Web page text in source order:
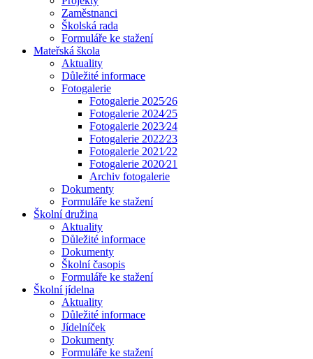
Zaměstnanci
Školská rada
Formuláře ke stažení
Mateřská škola
Aktuality
Důležité informace
Fotogalerie
Fotogalerie 2025⁄26
Fotogalerie 2024⁄25
Fotogalerie 2023⁄24
Fotogalerie 2022⁄23
Fotogalerie 2021⁄22
Fotogalerie 2020⁄21
Archiv fotogalerie
Dokumenty
Formuláře ke stažení
Školní družina
Aktuality
Důležité informace
Dokumenty
Školní časopis
Formuláře ke stažení
Školní jídelna
Aktuality
Důležité informace
Jídelníček
Dokumenty
Formuláře ke stažení